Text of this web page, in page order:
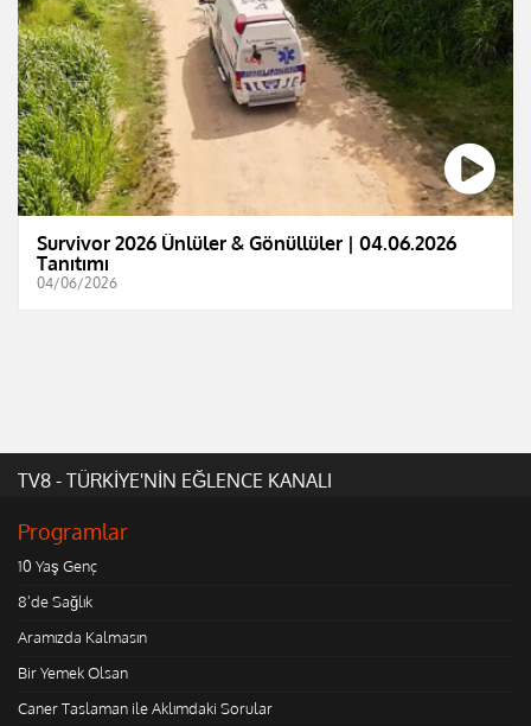
Survivor 2026 Ünlüler & Gönüllüler | 04.06.2026
Tanıtımı
04/06/2026
TV8 - TÜRKİYE'NİN EĞLENCE KANALI
Programlar
10 Yaş Genç
8'de Sağlık
Aramızda Kalmasın
Bir Yemek Olsan
Caner Taslaman ile Aklımdaki Sorular